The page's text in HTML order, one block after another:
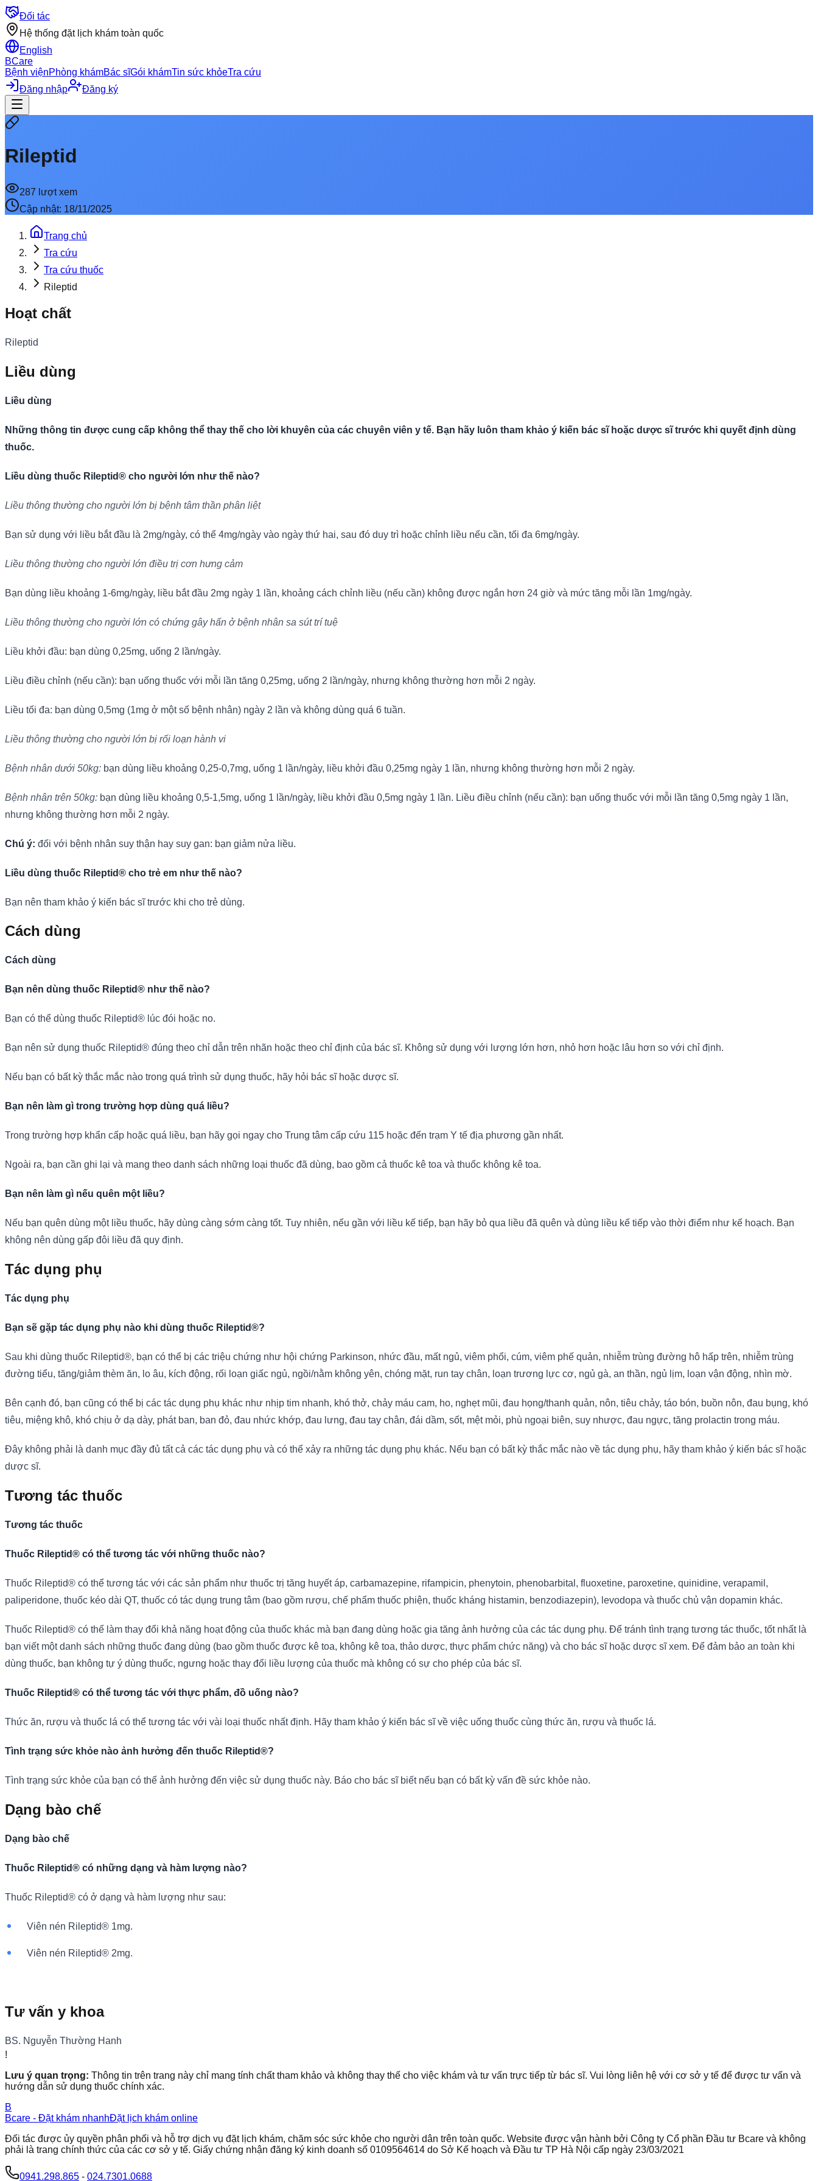
Đối tác
Hệ thống đặt lịch khám toàn quốc
English
BCare
Bệnh việnPhòng khámBác sĩGói khámTin sức khỏeTra cứu
Đăng nhập
Đăng ký
Rileptid
287 lượt xem
Cập nhật: 18/11/2025
Trang chủ
Tra cứu
Tra cứu thuốc
Rileptid
Hoạt chất
Rileptid
Liều dùng
Liều dùng
Những thông tin được cung cấp không thể thay thế cho lời khuyên của các chuyên viên y tế. Bạn hãy luôn tham khảo ý kiến bác sĩ hoặc dược sĩ trước khi quyết định dùng
thuốc.
Liều dùng thuốc Rileptid® cho người lớn như thế nào?
Liều thông thường cho người lớn bị bệnh tâm thần phân liệt
Bạn sử dụng với liều bắt đầu là 2mg/ngày, có thể 4mg/ngày vào ngày thứ hai, sau đó duy trì hoặc chỉnh liều nếu cần, tối đa 6mg/ngày.
Liều thông thường cho người lớn điều trị cơn hưng cảm
Bạn dùng liều khoảng 1-6mg/ngày, liều bắt đầu 2mg ngày 1 lần, khoảng cách chỉnh liều (nếu cần) không được ngắn hơn 24 giờ và mức tăng mỗi lần 1mg/ngày.
Liều thông thường cho người lớn có chứng gây hấn ở bệnh nhân sa sút trí tuệ
Liều khởi đầu: bạn dùng 0,25mg, uống 2 lần/ngày.
Liều điều chỉnh (nếu cần): bạn uống thuốc với mỗi lần tăng 0,25mg, uống 2 lần/ngày, nhưng không thường hơn mỗi 2 ngày.
Liều tối đa: bạn dùng 0,5mg (1mg ở một số bệnh nhân) ngày 2 lần và không dùng quá 6 tuần.
Liều thông thường cho người lớn bị rối loạn hành vi
Bệnh nhân dưới 50kg: bạn dùng liều khoảng 0,25-0,7mg, uống 1 lần/ngày, liều khởi đầu 0,25mg ngày 1 lần, nhưng không thường hơn mỗi 2 ngày.
Bệnh nhân trên 50kg: bạn dùng liều khoảng 0,5-1,5mg, uống 1 lần/ngày, liều khởi đầu 0,5mg ngày 1 lần. Liều điều chỉnh (nếu cần): bạn uống thuốc với mỗi lần tăng 0,5mg ngày 1 lần,
nhưng không thường hơn mỗi 2 ngày.
Chú ý: đối với bệnh nhân suy thận hay suy gan: bạn giảm nửa liều.
Liều dùng thuốc Rileptid® cho trẻ em như thế nào?
Bạn nên tham khảo ý kiến bác sĩ trước khi cho trẻ dùng.
Cách dùng
Cách dùng
Bạn nên dùng thuốc Rileptid® như thế nào?
Bạn có thể dùng thuốc Rileptid® lúc đói hoặc no.
Bạn nên sử dụng thuốc Rileptid® đúng theo chỉ dẫn trên nhãn hoặc theo chỉ định của bác sĩ. Không sử dụng với lượng lớn hơn, nhỏ hơn hoặc lâu hơn so với chỉ định.
Nếu bạn có bất kỳ thắc mắc nào trong quá trình sử dụng thuốc, hãy hỏi bác sĩ hoặc dược sĩ.
Bạn nên làm gì trong trường hợp dùng quá liều?
Trong trường hợp khẩn cấp hoặc quá liều, bạn hãy gọi ngay cho Trung tâm cấp cứu 115 hoặc đến trạm Y tế địa phương gần nhất.
Ngoài ra, bạn cần ghi lại và mang theo danh sách những loại thuốc đã dùng, bao gồm cả thuốc kê toa và thuốc không kê toa.
Bạn nên làm gì nếu quên một liều?
Nếu bạn quên dùng một liều thuốc, hãy dùng càng sớm càng tốt. Tuy nhiên, nếu gần với liều kế tiếp, bạn hãy bỏ qua liều đã quên và dùng liều kế tiếp vào thời điểm như kế hoạch. Bạn
không nên dùng gấp đôi liều đã quy định.
Tác dụng phụ
Tác dụng phụ
Bạn sẽ gặp tác dụng phụ nào khi dùng thuốc Rileptid®?
Sau khi dùng thuốc Rileptid®, bạn có thể bị các triệu chứng như hội chứng Parkinson, nhức đầu, mất ngủ, viêm phổi, cúm, viêm phế quản, nhiễm trùng đường hô hấp trên, nhiễm trùng
đường tiểu, tăng/giảm thèm ăn, lo âu, kích động, rối loạn giấc ngủ, ngồi/nằm không yên, chóng mặt, run tay chân, loạn trương lực cơ, ngủ gà, an thần, ngủ lịm, loạn vận động, nhìn mờ.
Bên cạnh đó, bạn cũng có thể bị các tác dụng phụ khác như nhịp tim nhanh, khó thở, chảy máu cam, ho, nghẹt mũi, đau họng/thanh quản, nôn, tiêu chảy, táo bón, buồn nôn, đau bụng, khó
tiêu, miệng khô, khó chịu ở dạ dày, phát ban, ban đỏ, đau nhức khớp, đau lưng, đau tay chân, đái dầm, sốt, mệt mỏi, phù ngoại biên, suy nhược, đau ngực, tăng prolactin trong máu.
Đây không phải là danh mục đầy đủ tất cả các tác dụng phụ và có thể xảy ra những tác dụng phụ khác. Nếu bạn có bất kỳ thắc mắc nào về tác dụng phụ, hãy tham khảo ý kiến bác sĩ hoặc
dược sĩ.
Tương tác thuốc
Tương tác thuốc
Thuốc Rileptid® có thể tương tác với những thuốc nào?
Thuốc Rileptid® có thể tương tác với các sản phẩm như thuốc trị tăng huyết áp, carbamazepine, rifampicin, phenytoin, phenobarbital, fluoxetine, paroxetine, quinidine, verapamil,
paliperidone, thuốc kéo dài QT, thuốc có tác dụng trung tâm (bao gồm rượu, chế phẩm thuốc phiện, thuốc kháng histamin, benzodiazepin), levodopa và thuốc chủ vận dopamin khác.
Thuốc Rileptid® có thể làm thay đổi khả năng hoạt động của thuốc khác mà bạn đang dùng hoặc gia tăng ảnh hưởng của các tác dụng phụ. Để tránh tình trạng tương tác thuốc, tốt nhất là
bạn viết một danh sách những thuốc đang dùng (bao gồm thuốc được kê toa, không kê toa, thảo dược, thực phẩm chức năng) và cho bác sĩ hoặc dược sĩ xem. Để đảm bảo an toàn khi
dùng thuốc, bạn không tự ý dùng thuốc, ngưng hoặc thay đổi liều lượng của thuốc mà không có sự cho phép của bác sĩ.
Thuốc Rileptid® có thể tương tác với thực phẩm, đồ uống nào?
Thức ăn, rượu và thuốc lá có thể tương tác với vài loại thuốc nhất định. Hãy tham khảo ý kiến bác sĩ về việc uống thuốc cùng thức ăn, rượu và thuốc lá.
Tình trạng sức khỏe nào ảnh hưởng đến thuốc Rileptid®?
Tình trạng sức khỏe của bạn có thể ảnh hưởng đến việc sử dụng thuốc này. Báo cho bác sĩ biết nếu bạn có bất kỳ vấn đề sức khỏe nào.
Dạng bào chế
Dạng bào chế
Thuốc Rileptid® có những dạng và hàm lượng nào?
Thuốc Rileptid® có ở dạng và hàm lượng như sau:
Viên nén Rileptid® 1mg.
Viên nén Rileptid® 2mg.
Tư vấn y khoa
BS. Nguyễn Thường Hanh
!
Lưu ý quan trọng: Thông tin trên trang này chỉ mang tính chất tham khảo và không thay thế cho việc khám và tư vấn trực tiếp từ bác sĩ. Vui lòng liên hệ với cơ sở y tế để được tư vấn và
hướng dẫn sử dụng thuốc chính xác.
B
Bcare - Đặt khám nhanhĐặt lịch khám online
Đối tác được ủy quyền phân phối và hỗ trợ dịch vụ đặt lịch khám, chăm sóc sức khỏe cho người dân trên toàn quốc. Website được vận hành bởi Công ty Cổ phần Đầu tư Bcare và không
phải là trang chính thức của các cơ sở y tế. Giấy chứng nhận đăng ký kinh doanh số 0109564614 do Sở Kế hoạch và Đầu tư TP Hà Nội cấp ngày 23/03/2021
0941.298.865 - 024.7301.0688